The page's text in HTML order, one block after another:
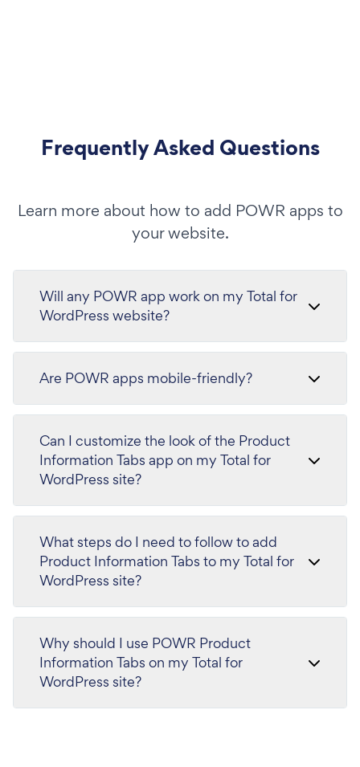
Frequently Asked Questions
Learn more about how to add POWR apps to
your website.
Will any POWR app work on my Total for
WordPress website?
Are POWR apps mobile-friendly?
Can I customize the look of the Product
Information Tabs app on my Total for
WordPress site?
What steps do I need to follow to add
Product Information Tabs to my Total for
WordPress site?
Why should I use POWR Product
Information Tabs on my Total for
WordPress site?